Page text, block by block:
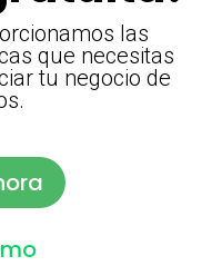
las
que necesitas
tu negocio de